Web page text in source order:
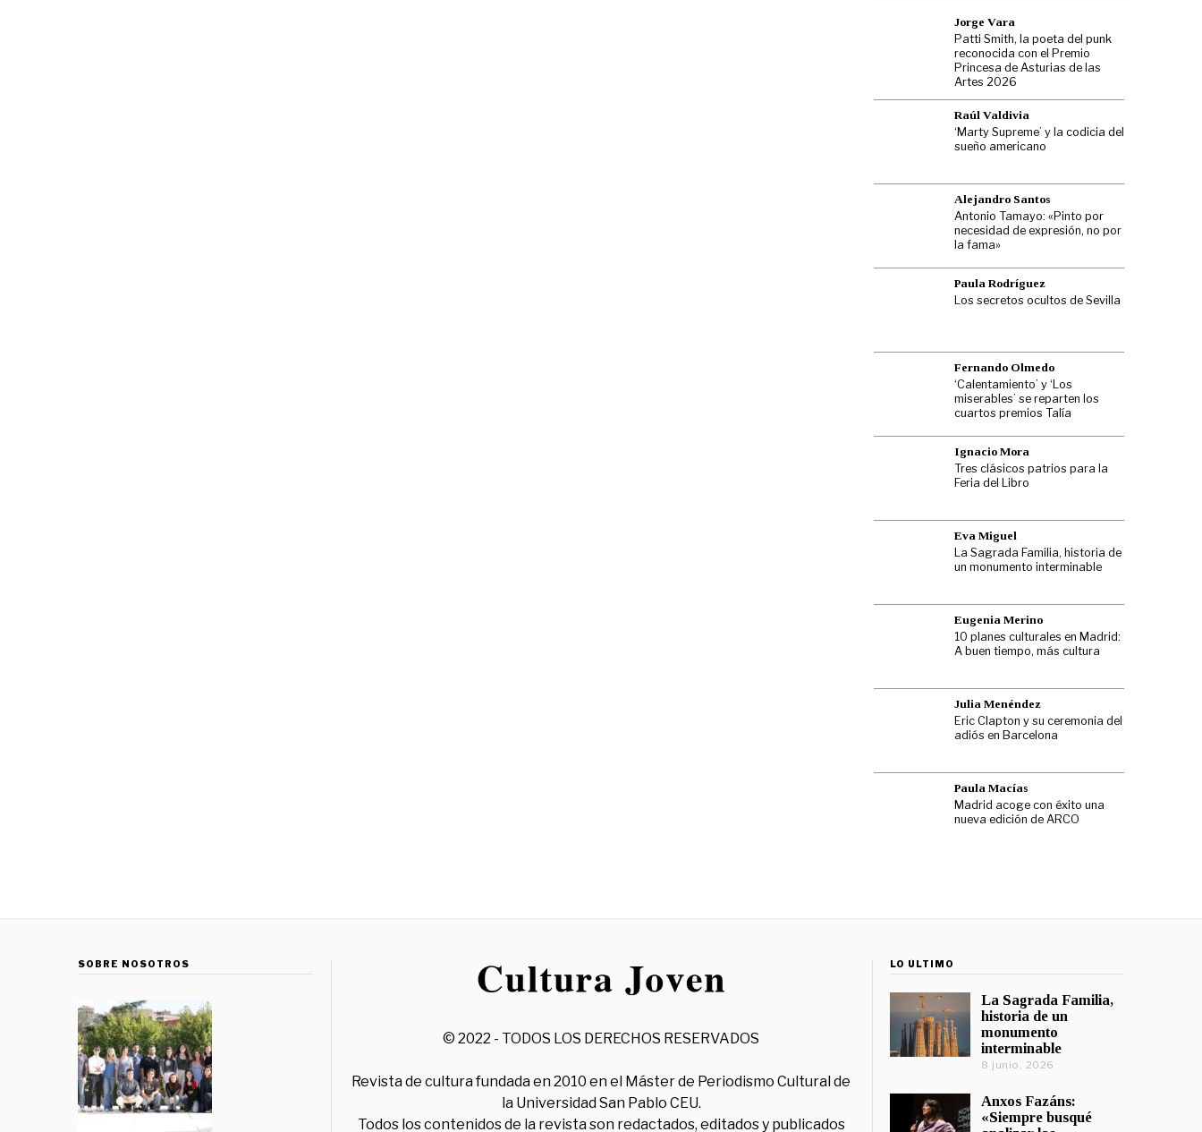
Jorge Vara
Patti Smith, la poeta del punk
reconocida con el Premio
Princesa de Asturias de las
Artes 2026
Raúl Valdivia
‘Marty Supreme’ y la codicia del
sueño americano
Alejandro Santos
Antonio Tamayo: «Pinto por
necesidad de expresión, no por
la fama»
Paula Rodríguez
Los secretos ocultos de Sevilla
Fernando Olmedo
‘Calentamiento’ y ‘Los
miserables’ se reparten los
cuartos premios Talía
Ignacio Mora
Tres clásicos patrios para la
Feria del Libro
Eva Miguel
La Sagrada Familia, historia de
un monumento interminable
Eugenia Merino
10 planes culturales en Madrid:
A buen tiempo, más cultura
Julia Menéndez
Eric Clapton y su ceremonia del
adiós en Barcelona
Paula Macías
Madrid acoge con éxito una
nueva edición de ARCO
SOBRE NOSOTROS
© 2022 - TODOS LOS DERECHOS RESERVADOS
Revista de cultura fundada en 2010 en el Máster de Periodismo Cultural de
la Universidad San Pablo CEU.
Todos los contenidos de la revista son redactados, editados y publicados
LO ÚLTIMO
La Sagrada Familia,
historia de un
monumento
interminable
8 junio, 2026
Anxos Fazáns:
«Siempre busqué